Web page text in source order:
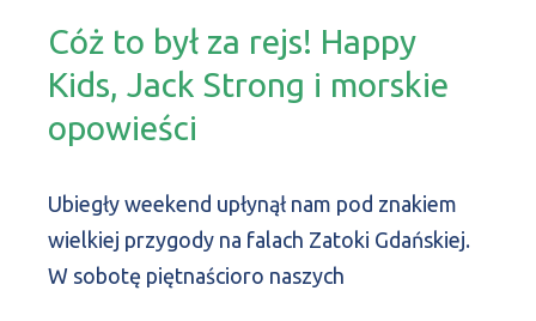
Cóż to był za rejs! Happy
Kids, Jack Strong i morskie
opowieści
Ubiegły weekend upłynął nam pod znakiem
wielkiej przygody na falach Zatoki Gdańskiej.
W sobotę piętnaścioro naszych